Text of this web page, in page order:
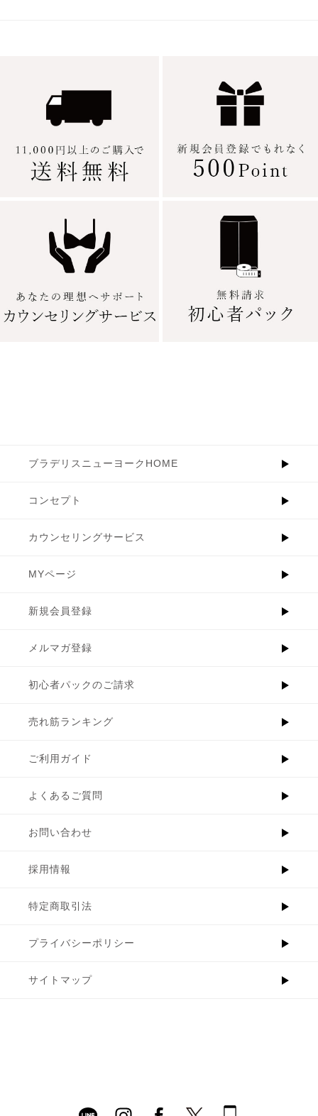
ブラデリスニューヨークHOME
コンセプト
カウンセリングサービス
MYページ
新規会員登録
メルマガ登録
初心者パックのご請求
売れ筋ランキング
ご利用ガイド
よくあるご質問
お問い合わせ
採用情報
特定商取引法
プライバシーポリシー
サイトマップ